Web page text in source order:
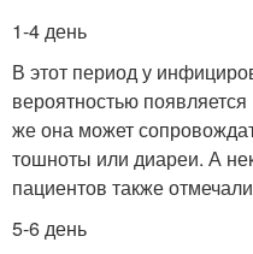
1-4 день
В этот период у
вероятностью
же она может
тошноты или диареи. А
пациентов также
5-6 день